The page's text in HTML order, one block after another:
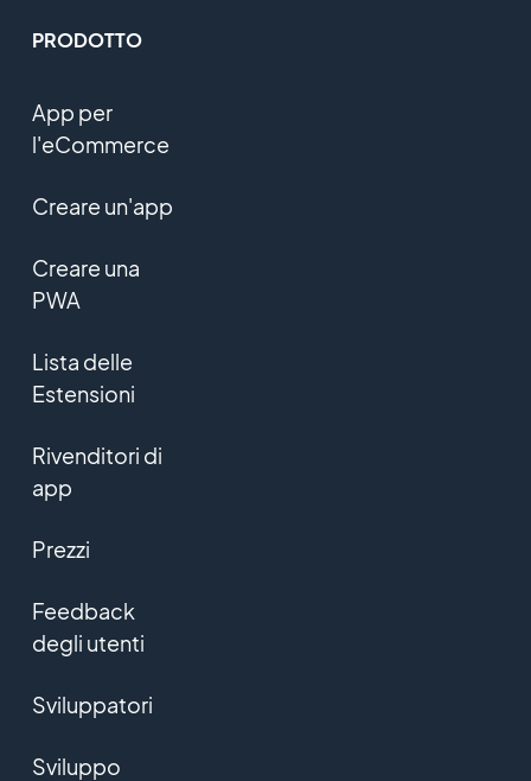
PRODOTTO
App per
l'eCommerce
Creare un'app
Creare una
PWA
Lista delle
Estensioni
Rivenditori di
app
Prezzi
Feedback
degli utenti
Sviluppatori
Sviluppo